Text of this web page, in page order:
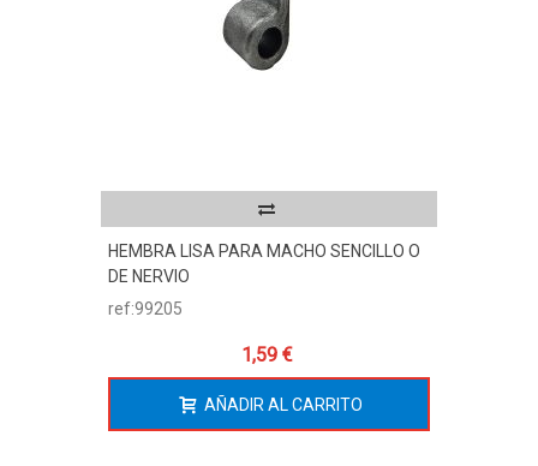
HEMBRA LISA PARA MACHO SENCILLO O
DE NERVIO
ref:99205
1,59 €
AÑADIR AL CARRITO